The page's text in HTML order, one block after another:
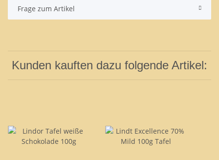
Frage zum Artikel
Kunden kauften dazu folgende Artikel: